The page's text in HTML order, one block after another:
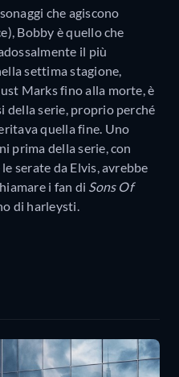
che agiscono
Bobby è quello che
il più
settima stagione,
Marks fino alla morte, è
della serie, proprio perché
quella fine. Uno
prima della serie, con
serate da Elvis, avrebbe
i fan di Sons Of
di harleysti.